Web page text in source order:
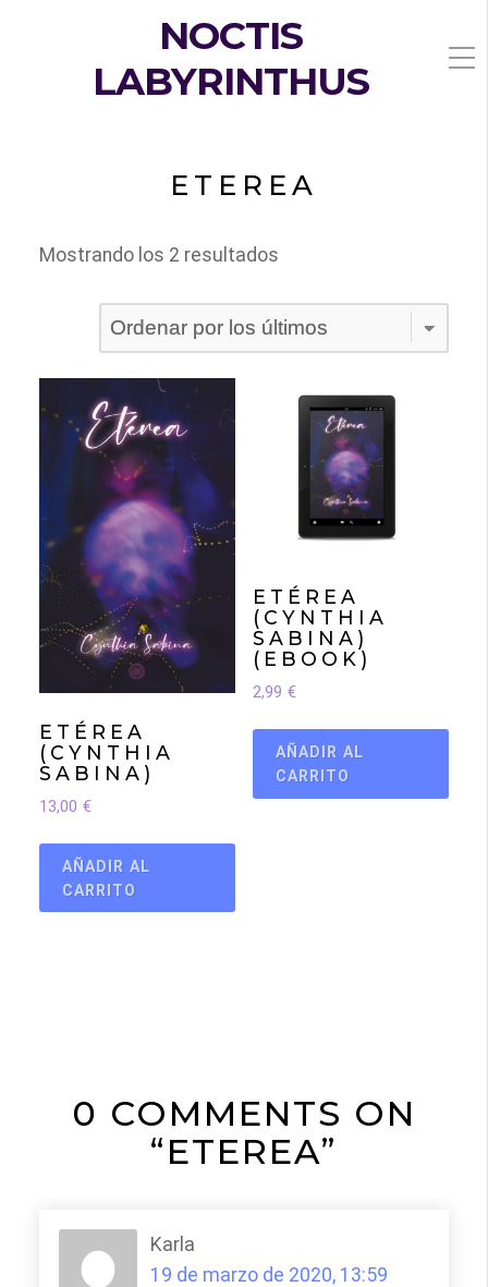
NOCTIS
LABYRINTHUS
ETEREA
Mostrando los 2 resultados
los
últimos
ETÉREA
(CYNTHIA
SABINA)
13,00 €
AÑADIR AL
CARRITO
ETÉREA
(CYNTHIA
SABINA)
(EBOOK)
2,99 €
AÑADIR AL
CARRITO
0 COMMENTS ON
“ETEREA”
Karla
19 de marzo de 2020, 13:59